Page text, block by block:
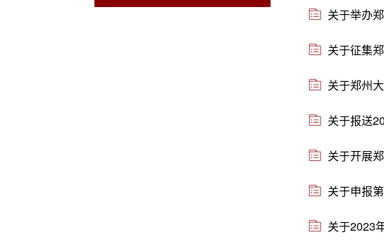
关于举办
关于征集
关于郑州
关于报送
关于开展
关于申报
关于2023